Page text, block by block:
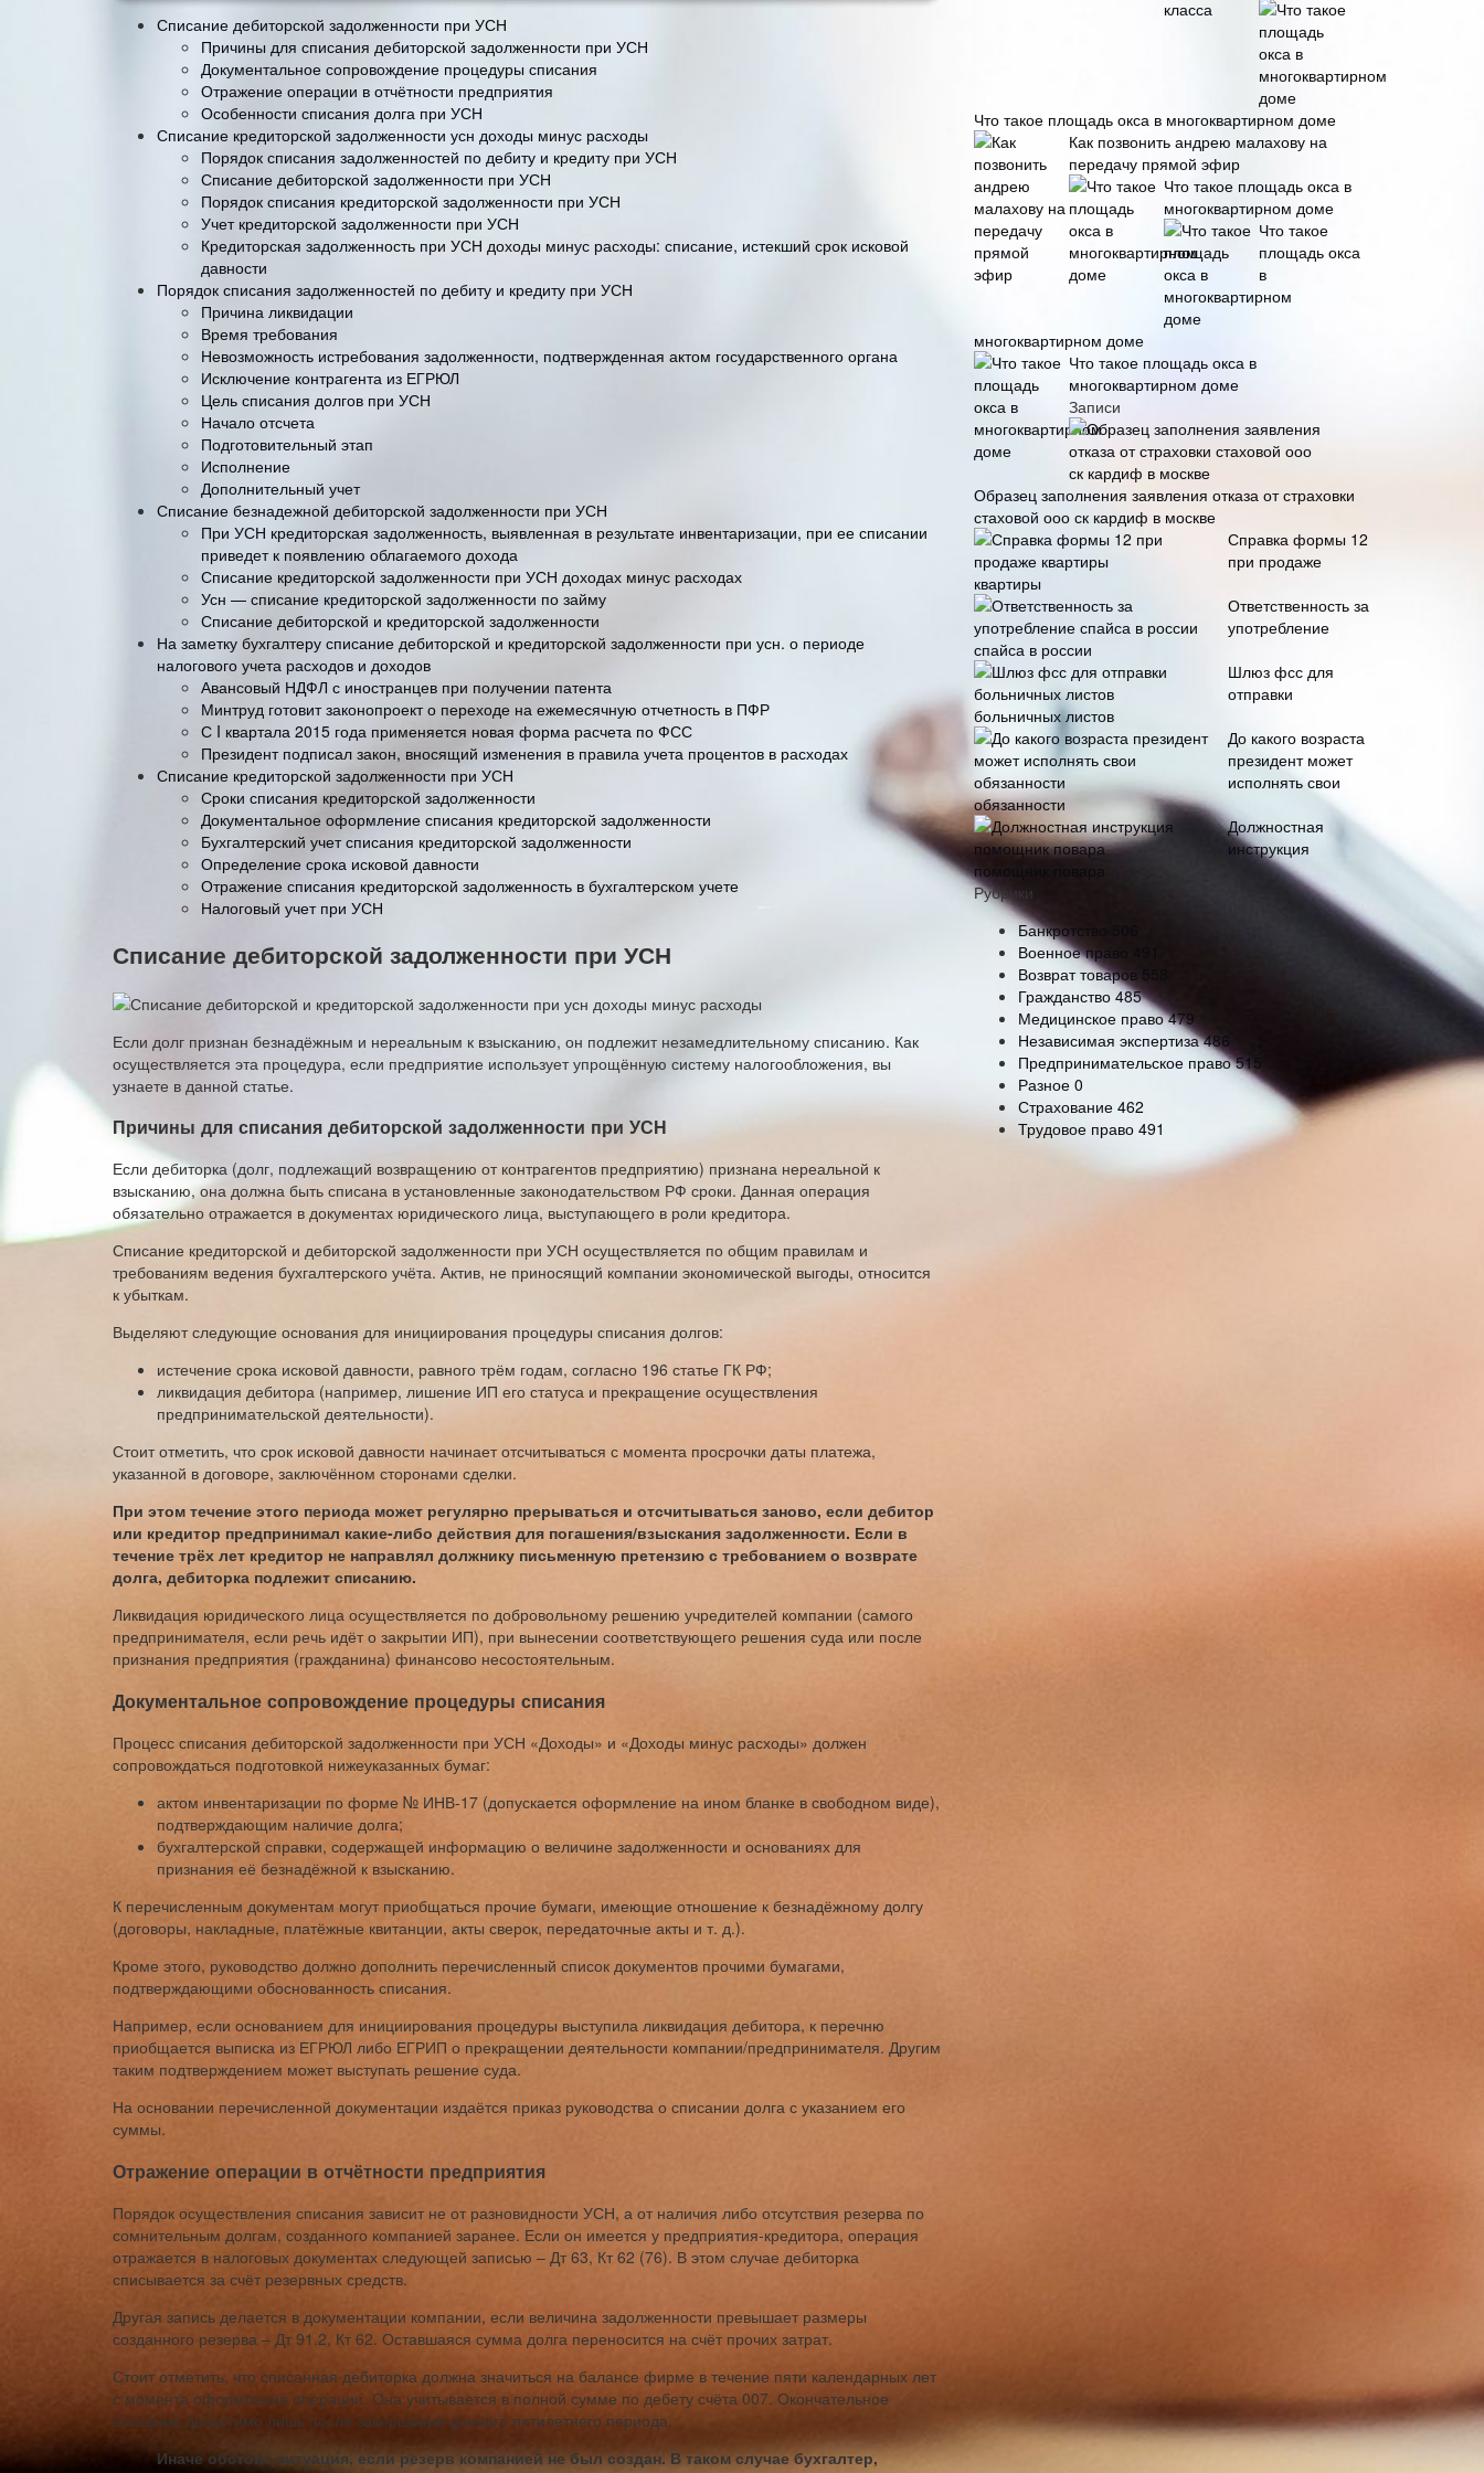
Списание дебиторской задолженности при УСН
Причины для списания дебиторской задолженности при УСН
Документальное сопровождение процедуры списания
Отражение операции в отчётности предприятия
Особенности списания долга при УСН
Списание кредиторской задолженности усн доходы минус расходы
Порядок списания задолженностей по дебиту и кредиту при УСН
Списание дебиторской задолженности при УСН
Порядок списания кредиторской задолженности при УСН
Учет кредиторской задолженности при УСН
Кредиторская задолженность при УСН доходы минус расходы: списание, истекший срок исковой
давности
Порядок списания задолженностей по дебиту и кредиту при УСН
Причина ликвидации
Время требования
Невозможность истребования задолженности, подтвержденная актом государственного органа
Исключение контрагента из ЕГРЮЛ
Цель списания долгов при УСН
Начало отсчета
Подготовительный этап
Исполнение
Дополнительный учет
Списание безнадежной дебиторской задолженности при УСН
При УСН кредиторская задолженность, выявленная в результате инвентаризации, при ее списании
приведет к появлению облагаемого дохода
Списание кредиторской задолженности при УСН доходах минус расходах
Усн — списание кредиторской задолженности по займу
Списание дебиторской и кредиторской задолженности
На заметку бухгалтеру списание дебиторской и кредиторской задолженности при усн. о периоде
налогового учета расходов и доходов
Авансовый НДФЛ с иностранцев при получении патента
Минтруд готовит законопроект о переходе на ежемесячную отчетность в ПФР
С I квартала 2015 года применяется новая форма расчета по ФСС
Президент подписал закон, вносящий изменения в правила учета процентов в расходах
Списание кредиторской задолженности при УСН
Сроки списания кредиторской задолженности
Документальное оформление списания кредиторской задолженности
Бухгалтерский учет списания кредиторской задолженности
Определение срока исковой давности
Отражение списания кредиторской задолженность в бухгалтерском учете
Налоговый учет при УСН
Списание дебиторской задолженности при УСН
Если долг признан безнадёжным и нереальным к взысканию, он подлежит незамедлительному списанию. Как
осуществляется эта процедура, если предприятие использует упрощённую систему налогообложения, вы
узнаете в данной статье.
Причины для списания дебиторской задолженности при УСН
Если дебиторка (долг, подлежащий возвращению от контрагентов предприятию) признана нереальной к
взысканию, она должна быть списана в установленные законодательством РФ сроки. Данная операция
обязательно отражается в документах юридического лица, выступающего в роли кредитора.
Списание кредиторской и дебиторской задолженности при УСН осуществляется по общим правилам и
требованиям ведения бухгалтерского учёта. Актив, не приносящий компании экономической выгоды, относится
к убыткам.
Выделяют следующие основания для инициирования процедуры списания долгов:
истечение срока исковой давности, равного трём годам, согласно 196 статье ГК РФ;
ликвидация дебитора (например, лишение ИП его статуса и прекращение осуществления
предпринимательской деятельности).
Стоит отметить, что срок исковой давности начинает отсчитываться с момента просрочки даты платежа,
указанной в договоре, заключённом сторонами сделки.
При этом течение этого периода может регулярно прерываться и отсчитываться заново, если дебитор
или кредитор предпринимал какие-либо действия для погашения/взыскания задолженности. Если в
течение трёх лет кредитор не направлял должнику письменную претензию с требованием о возврате
долга, дебиторка подлежит списанию.
Ликвидация юридического лица осуществляется по добровольному решению учредителей компании (самого
предпринимателя, если речь идёт о закрытии ИП), при вынесении соответствующего решения суда или после
признания предприятия (гражданина) финансово несостоятельным.
Документальное сопровождение процедуры списания
Процесс списания дебиторской задолженности при УСН «Доходы» и «Доходы минус расходы» должен
сопровождаться подготовкой нижеуказанных бумаг:
актом инвентаризации по форме № ИНВ-17 (допускается оформление на ином бланке в свободном виде),
подтверждающим наличие долга;
бухгалтерской справки, содержащей информацию о величине задолженности и основаниях для
признания её безнадёжной к взысканию.
К перечисленным документам могут приобщаться прочие бумаги, имеющие отношение к безнадёжному долгу
(договоры, накладные, платёжные квитанции, акты сверок, передаточные акты и т. д.).
Кроме этого, руководство должно дополнить перечисленный список документов прочими бумагами,
подтверждающими обоснованность списания.
Например, если основанием для инициирования процедуры выступила ликвидация дебитора, к перечню
приобщается выписка из ЕГРЮЛ либо ЕГРИП о прекращении деятельности компании/предпринимателя. Другим
таким подтверждением может выступать решение суда.
На основании перечисленной документации издаётся приказ руководства о списании долга с указанием его
суммы.
Отражение операции в отчётности предприятия
Порядок осуществления списания зависит не от разновидности УСН, а от наличия либо отсутствия резерва по
сомнительным долгам, созданного компанией заранее. Если он имеется у предприятия-кредитора, операция
отражается в налоговых документах следующей записью – Дт 63, Кт 62 (76). В этом случае дебиторка
списывается за счёт резервных средств.
Другая запись делается в документации компании, если величина задолженности превышает размеры
созданного резерва – Дт 91.2, Кт 62. Оставшаяся сумма долга переносится на счёт прочих затрат.
Стоит отметить, что списанная дебиторка должна значиться на балансе фирме в течение пяти календарных лет
с момента оформления операции. Она учитывается в полной сумме по дебету счёта 007. Окончательное
списание допустимо лишь после завершения данного пятилетнего периода.
Иначе обстоит ситуация, если резерв компанией не был создан. В таком случае бухгалтер,
Что такое площадь окса в многоквартирном доме
Как позвонить андрею малахову на
передачу прямой эфир
Что такое площадь окса в
многоквартирном доме
Что такое
площадь окса
в
многоквартирном доме
Что такое площадь окса в
многоквартирном доме
Записи
Образец заполнения заявления отказа от страховки
стаховой ооо ск кардиф в москве
Справка формы 12
при продаже
квартиры
Ответственность за
употребление
спайса в россии
Шлюз фсс для
отправки
больничных листов
До какого возраста
президент может
исполнять свои
обязанности
Должностная
инструкция
помощник повара
Рубрики
Банкротство
Военное право
Возврат товаров 558
Гражданство 485
Медицинское право479
Независимая экспертиза486
Предпринимательское право515
Разное 0
Страхование 462
Трудовое право 491